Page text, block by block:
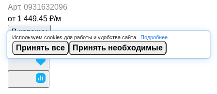
Арт. 0931632096
от 1 449.45 ₽/м
В корзину
Используем cookies для работы и удобства сайта. Подробнее
Принять все Принять необходимые